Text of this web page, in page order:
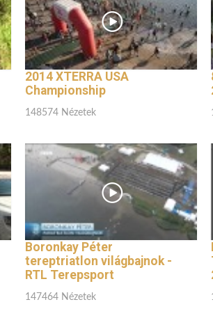
2014 XTERRA USA
Championship
148574 Nézetek
Boronkay Péter
tereptriatlon világbajnok -
RTL Terepsport
147464 Nézetek